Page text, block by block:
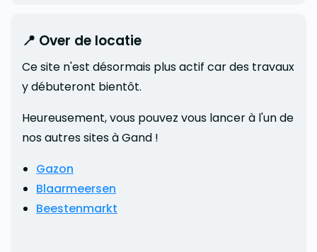
📍 Over de locatie
Ce site n'est désormais plus actif car des travaux
y débuteront bientôt.
Heureusement, vous pouvez vous lancer à l'un de
nos autres sites à Gand !
Gazon
Blaarmeersen
Beestenmarkt